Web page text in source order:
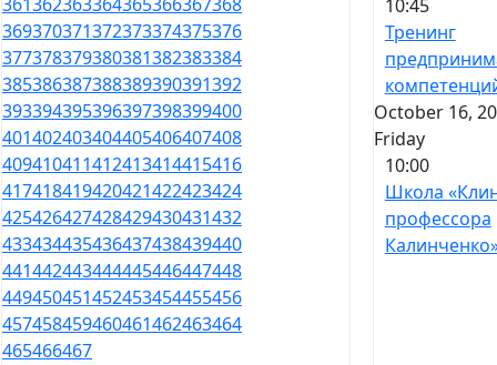
369370371372373374375376
377378379380381382383384
385386387388389390391392
393394395396397398399400
401402403404405406407408
409410411412413414415416
417418419420421422423424
425426427428429430431432
433434435436437438439440
441442443444445446447448
449450451452453454455456
457458459460461462463464
465466467
10:45
Тренинг
October 16,
Friday
10:00
Школа
профессора